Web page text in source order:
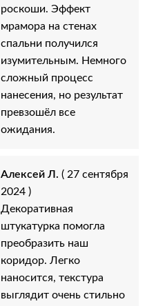
роскоши. Эффект
мрамора на стенах
спальни получился
изумительным. Немного
сложный процесс
нанесения, но результат
превзошёл все
ожидания.
Алексей Л. ( 27 сентября
2024 )
Декоративная
штукатурка помогла
преобразить наш
коридор. Легко
наносится, текстура
выглядит очень стильно